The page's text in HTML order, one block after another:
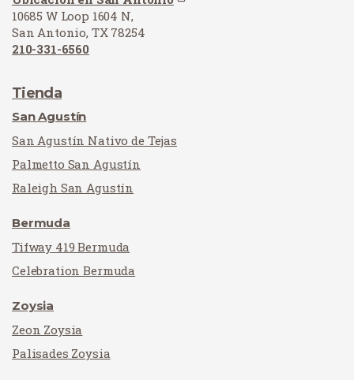
10685 W Loop 1604 N,
San Antonio, TX 78254
210-331-6560
Tienda
San Agustín
San Agustín Nativo de Tejas
Palmetto San Agustín
Raleigh San Agustín
Bermuda
Tifway 419 Bermuda
Celebration Bermuda
Zoysia
Zeon Zoysia
Palisades Zoysia